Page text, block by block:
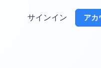
サインイン アカ